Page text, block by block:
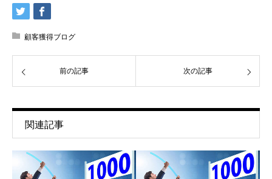
顧客獲得ブログ
前の記事 次の記事
関連記事